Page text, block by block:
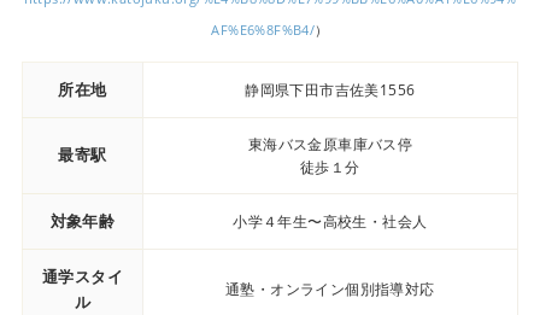
AF%E6%8F%B4/）
所在地 静岡県下田市吉佐美1556
最寄駅
東海バス金原車庫バス停
徒歩１分
対象年齢 小学４年生〜高校生・社会人
通学スタイ
ル
通塾・オンライン個別指導対応